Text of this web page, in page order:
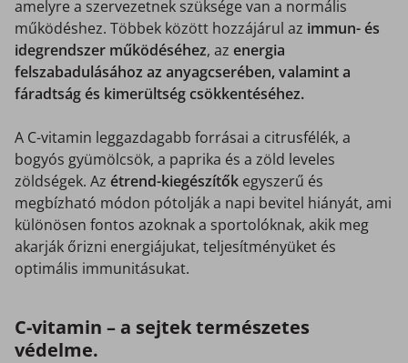
amelyre a szervezetnek szüksége van a normális
működéshez. Többek között hozzájárul az immun- és
idegrendszer működéséhez, az energia
felszabadulásához az anyagcserében, valamint a
fáradtság és kimerültség csökkentéséhez.
A C-vitamin leggazdagabb forrásai a citrusfélék, a
bogyós gyümölcsök, a paprika és a zöld leveles
zöldségek. Az étrend-kiegészítők egyszerű és
megbízható módon pótolják a napi bevitel hiányát, ami
különösen fontos azoknak a sportolóknak, akik meg
akarják őrizni energiájukat, teljesítményüket és
optimális immunitásukat.
C-vitamin – a sejtek természetes
védelme.